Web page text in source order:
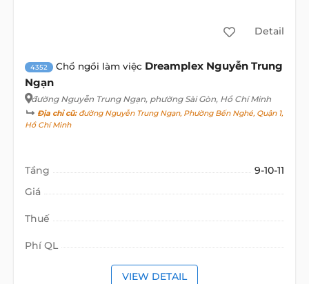
Detail
4352 Chổ ngồi làm việc Dreamplex Nguyễn Trung
Ngạn
đường Nguyễn Trung Ngạn, phường Sài Gòn, Hồ Chí Minh
Địa chỉ cũ:đường Nguyễn Trung Ngạn, Phường Bến Nghé, Quận 1,
Hồ Chí Minh
Tầng
9-10-11
Giá
Thuế
Phí QL
VIEW DETAIL